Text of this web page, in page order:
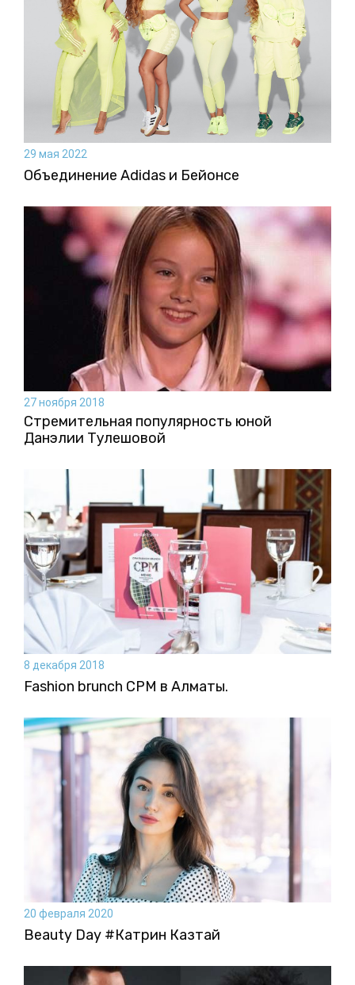
29 мая 2022
Объединение Adidas и Бейонсе
27 ноября 2018
Стремительная популярность юной
Данэлии Тулешовой
8 декабря 2018
Fashion brunch CPM в Алматы.
20 февраля 2020
Beauty Day #Катрин Казтай